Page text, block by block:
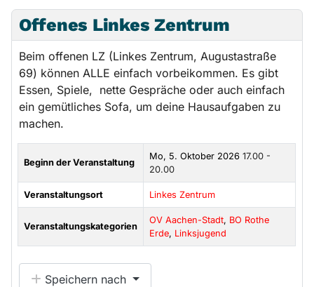
Offenes Linkes Zentrum
Beim offenen LZ (Linkes Zentrum, Augustastraße
69) können ALLE einfach vorbeikommen. Es gibt
Essen, Spiele, nette Gespräche oder auch einfach
ein gemütliches Sofa, um deine Hausaufgaben zu
machen.
Beginn der Veranstaltung
Mo, 5. Oktober 202617.00 -
20.00
Veranstaltungsort Linkes Zentrum
Veranstaltungskategorien
OV Aachen-Stadt, BO Rothe
Erde, Linksjugend
Speichern nach